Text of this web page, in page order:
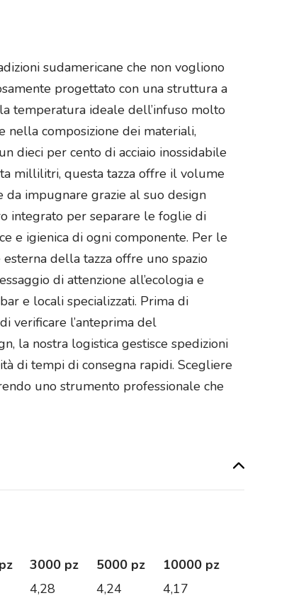
sudamericane che non vogliono
progettato con una struttura a
temperatura ideale dell’infuso molto
nella composizione dei materiali,
dieci per cento di acciaio inossidabile
millilitri, questa tazza offre il volume
impugnare grazie al suo design
integrato per separare le foglie di
e igienica di ogni componente. Per le
della tazza offre uno spazio
di attenzione all’ecologia e
e locali specializzati. Prima di
verificare l’anteprima del
la nostra logistica gestisce spedizioni
di tempi di consegna rapidi. Scegliere
uno strumento professionale che
3000 pz 5000 pz
10000 pz
4,28 4,24
4,17